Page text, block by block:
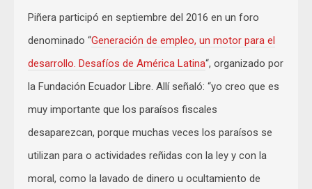
Piñera participó en septiembre del 2016 en un foro
denominado “Generación de empleo, un motor para el
desarrollo. Desafíos de América Latina“, organizado por
la Fundación Ecuador Libre. Allí señaló: “yo creo que es
muy importante que los paraísos fiscales
desaparezcan, porque muchas veces los paraísos se
utilizan para o actividades reñidas con la ley y con la
moral, como la lavado de dinero u ocultamiento de